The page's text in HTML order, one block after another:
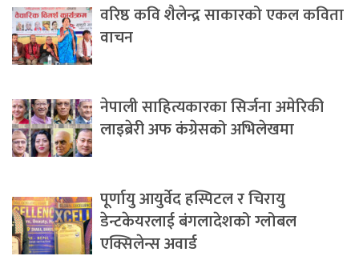
वरिष्ठ कवि शैलेन्द्र साकारको एकल कविता
वाचन
नेपाली साहित्यकारका सिर्जना अमेरिकी
लाइब्रेरी अफ कंग्रेसको अभिलेखमा
पूर्णायु आयुर्वेद हस्पिटल र चिरायु
डेन्टकेयरलाई बंगलादेशको ग्लोबल
एक्सिलेन्स अवार्ड